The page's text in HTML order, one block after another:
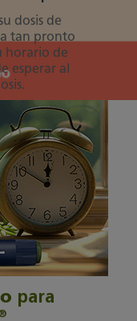
dosis de
tan pronto
horario de
esperar al
para